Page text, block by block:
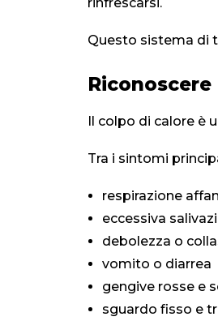
Questo sistema di
Il colpo di calore è
Tra i sintomi
respirazione
eccessiva
debolezza o
vomito o diarrea
gengive rosse e
sguardo fisso e